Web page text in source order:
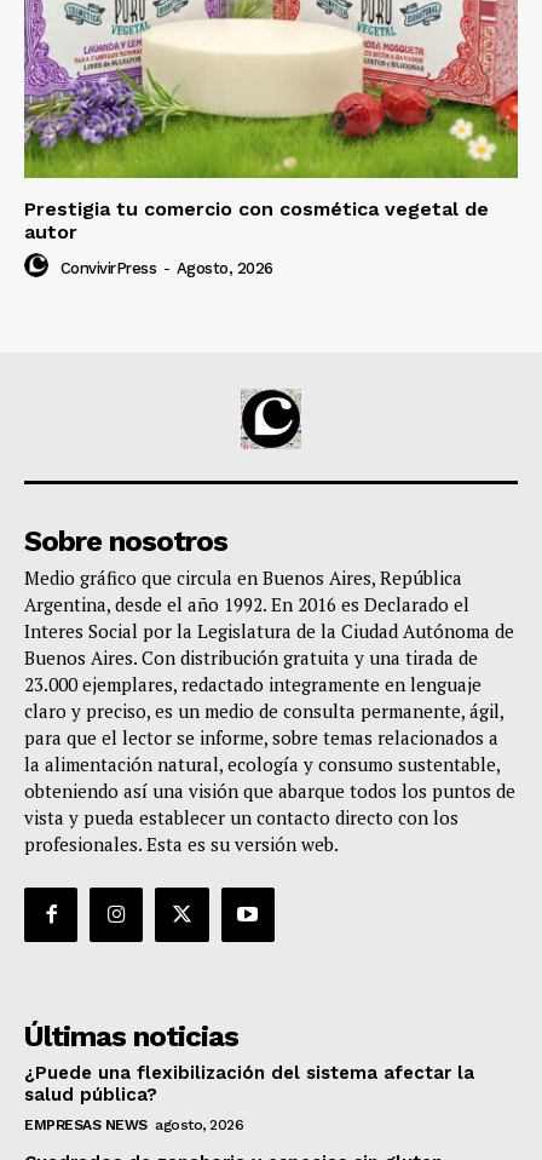
Prestigia tu comercio con cosmética vegetal de
autor
ConvivirPress - Agosto, 2026
Sobre nosotros
Medio gráfico que circula en Buenos Aires, República
Argentina, desde el año 1992. En 2016 es Declarado el
Interes Social por la Legislatura de la Ciudad Autónoma de
Buenos Aires. Con distribución gratuita y una tirada de
23.000 ejemplares, redactado integramente en lenguaje
claro y preciso, es un medio de consulta permanente, ágil,
para que el lector se informe, sobre temas relacionados a
la alimentación natural, ecología y consumo sustentable,
obteniendo así una visión que abarque todos los puntos de
vista y pueda establecer un contacto directo con los
profesionales. Esta es su versión web.
Últimas noticias
¿Puede una flexibilización del sistema afectar la
salud pública?
EMPRESAS NEWS agosto, 2026